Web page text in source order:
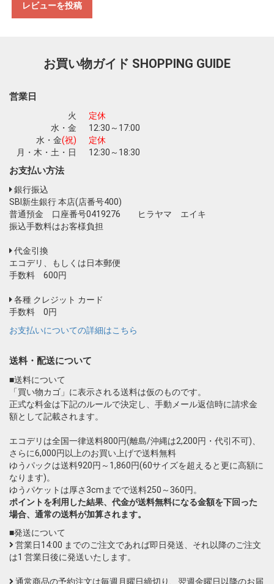
お買い物を続ける
レビューを投稿
お買い物ガイド SHOPPING GUIDE
営業日
火
定休
水・金
12:30～17:00
水・金(祝)
定休
月・木・土・日
12:30～18:30
お支払い方法
銀行振込
SBI新生銀行 本店(店番号400)
普通預金 口座番号0419276 ヒラヤマ エイキ
振込手数料はお客様負担
代金引換
エコデリ、もしくは日本郵便
手数料 600円
各種 クレジット カード
手数料 0円
お支払いについての詳細はこちら
送料・配送について
■送料について
「買い物カゴ」に表示される送料は仮のものです。
正式な料金は下記のルールで決定し、手動メール返信時に請求金
額として記載されます。
エコデリは全国一律送料800円(離島/沖縄は2,200円・代引不可)、
さらに6,000円以上のお買い上げで送料無料
ゆうパックは送料920円～1,860円(60サイズを超えると更に高額に
なります)。
ゆうパケットは厚さ3cmまでで送料250～360円。
ポイントを利用した結果、代金が送料無料になる金額を下回った
場合、通常の送料が加算されます。
■発送について
営業日14:00 までのご注文であれば即日発送、それ以降のご注文
は1 営業日後に発送いたします。
通常商品の予約注文は毎週月曜日締切り、翌週金曜日以降のお届